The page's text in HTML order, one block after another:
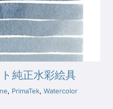
純正水彩絵具
, PrimaTek, Watercolor